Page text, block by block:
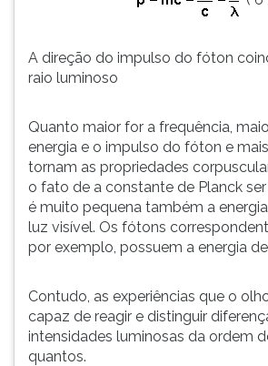
A direção do impulso do fóton
raio luminoso
Quanto maior for a frequência,
energia e o impulso do fóton e
tornam as propriedades
o fato de a constante de Planck
é muito pequena também a
luz visível. Os fótons
por exemplo, possuem a energia
Contudo, as experiências que o
capaz de reagir e distinguir
intensidades luminosas da ordem
quantos.